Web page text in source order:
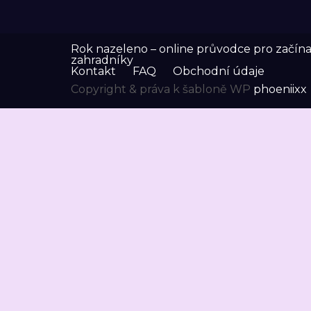
Rok nazeleno – online průvodce pro
zahradníky
Kontakt
FAQ
Obchodní údaje
Copyright & práva k šabloně WP phoeniixx